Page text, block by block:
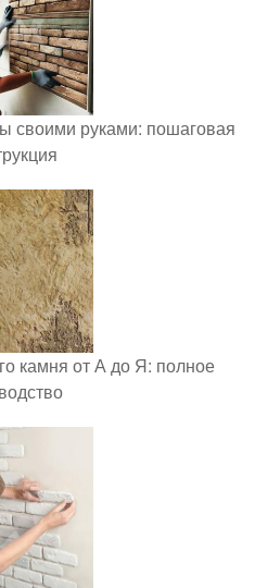
своими руками: пошаговая
камня от А до Я: полное